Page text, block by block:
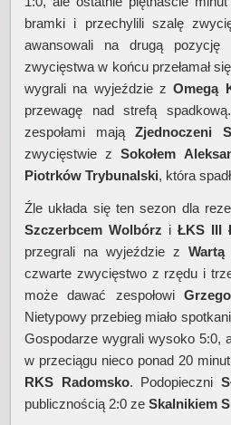
bramki i przechylili szalę
awansowali na drugą
zwycięstwa w końcu przełamał
wygrali na wyjeździe zOmegą
przewagę nad strefą
zespołami mająZjednoczeni
zwycięstwie z Sokołem
Piotrków Trybunalski, która
Źle układa się ten sezon dla
Szczerbcem Wolbórz i ŁKS III
przegrali na wyjeździe z Wartą
czwarte zwycięstwo z rzędu i
może dawać zespołowi
Nietypowy przebieg miało
Gospodarze wygrali wysoko 5:0,
w przeciągu nieco ponad 20
RKS Radomsko. Podopieczni
publicznością 2:0 ze Skalnikiem